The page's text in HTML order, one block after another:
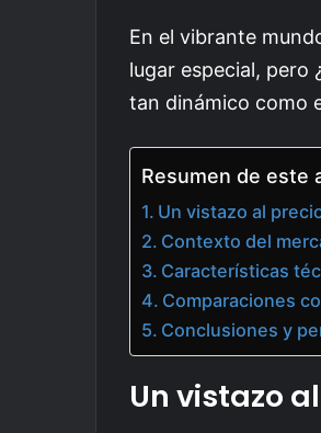
En el vibrante
lugar especial, pero
tan dinámico como
Resumen de este
Un vistazo al
Contexto del
Características
Comparaciones
Conclusiones y
Un vistazo